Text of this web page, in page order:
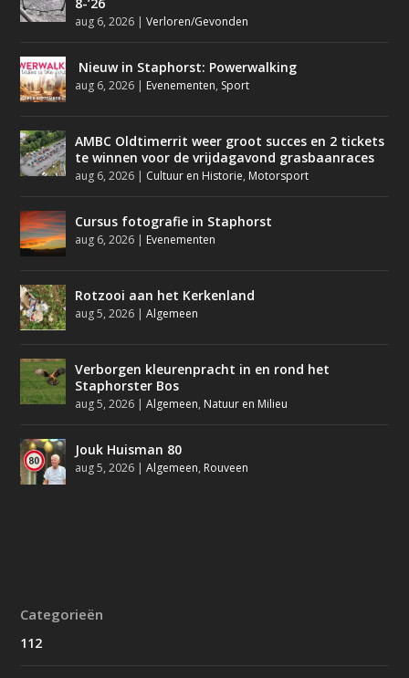
8-’26
aug 6, 2026 |Verloren/Gevonden
Nieuw in Staphorst: Powerwalking
aug 6, 2026 | Evenementen, Sport
AMBC Oldtimerrit weer groot succes en 2 tickets
te winnen voor de vrijdagavond grasbaanraces
aug 6, 2026 | Cultuur en Historie, Motorsport
Cursus fotografie in Staphorst
aug 6, 2026 | Evenementen
Rotzooi aan het Kerkenland
aug 5, 2026 |Algemeen
Verborgen kleurenpracht in en rond het
Staphorster Bos
aug 5, 2026 |Algemeen, Natuur en Milieu
Jouk Huisman 80
aug 5, 2026 |Algemeen, Rouveen
Categorieën
112